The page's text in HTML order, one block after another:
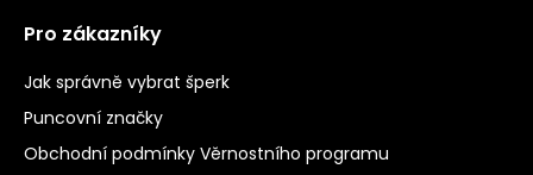
Pro zákazníky
Jak správně vybrat šperk
Puncovní značky
Obchodní podmínky Věrnostního programu